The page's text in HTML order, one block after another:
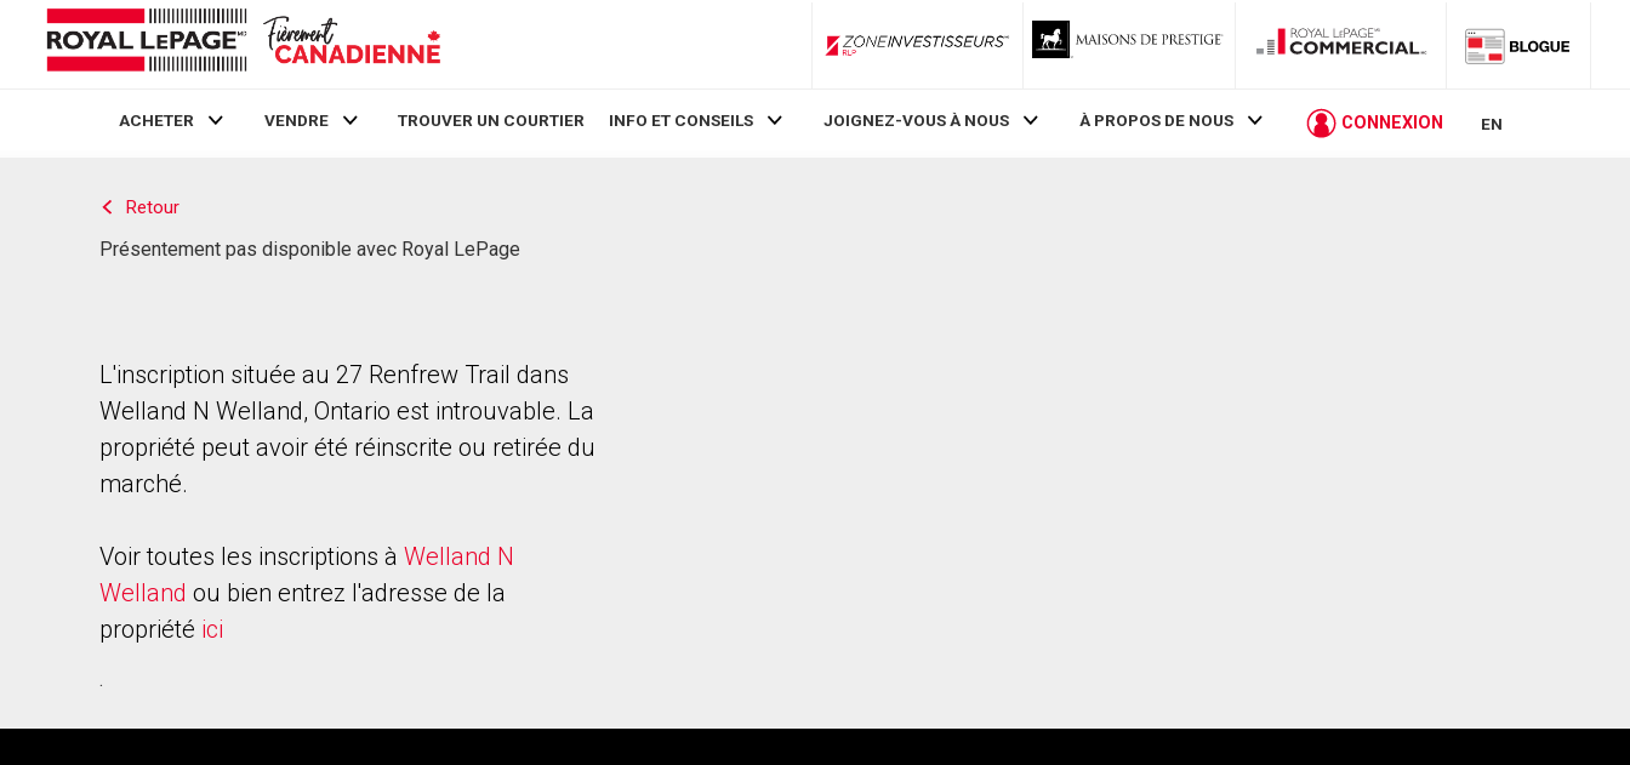
ZoneInvestisseurs RLP
ACHETER VENDRE TROUVER UN COURTIER INFO ET CONSEILS JOIGNEZ-VOUS À NOUS À PROPOS DE NOUS CONNEXION EN
Retour
Présentement pas disponible avec Royal LePage
L'inscription située au 27 Renfrew Trail dans
Welland N Welland, Ontario est introuvable. La
propriété peut avoir été réinscrite ou retirée du
marché.
Voir toutes les inscriptions à Welland N
Welland ou bien entrez l'adresse de la
propriété ici
.